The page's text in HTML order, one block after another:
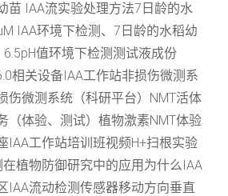
苗 IAA流实验处理方法7日龄的水
IAA环境下检测、7日龄的水稻幼
值环境下检测测试液成份
相关设备IAA工作站非损伤微测系
伤微测系统（科研平台）NMT活体
（体验、测试）植物激素NMT体验
IAA工作站培训班视频H+扫根实验
植物防御研究中的应用为什么IAA
IAA流动检测传感器移动方向垂直